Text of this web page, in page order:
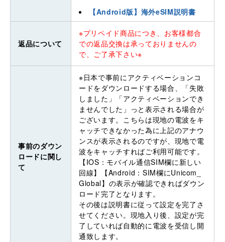
【Android版】海外eSIM説明書
返品について
※プリペイド商品につき、お客様都合
での返品交換は承っておりませんの
で、ご了承下さい※
事前のダウン
ロードに関し
て
※日本で事前にアクティベーションコ
ードをダウンロードする場合、「失敗
しました」「アクティベーションでき
ませんでした」っと表示される場合が
ございます。こちらは現地の電波をキ
ャッチできなかった為に上記のアナウ
ンスが表示されるのですが、現地で電
波をキャッチすればご利用可能です。
【IOS：モバイル通信SIM欄に新しい
回線】【Android：SIM欄にUnicom_
Global】の表示が確認できればダウン
ロード完了となります。
その後は説明書に従って設定を完了さ
せてください。現地入り後、設定が完
了していれば自動的に電波を受信し開
通致します。